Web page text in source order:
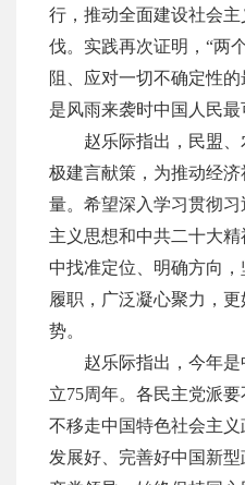
行，推动全面建设社会
伐。实践再次证明，“两
阻、应对一切不确定性
是风雨来袭时中国人民最
赵乐际指出，民盟
极建言献策，为推动经
量。希望深入学习贯彻
主义思想和中共二十大
中找准定位、明确方向
履职，广泛凝心聚力，
势。
赵乐际指出，今年
立75周年。各民主党派
不移走中国特色社会主义
发展好、完善好中国新